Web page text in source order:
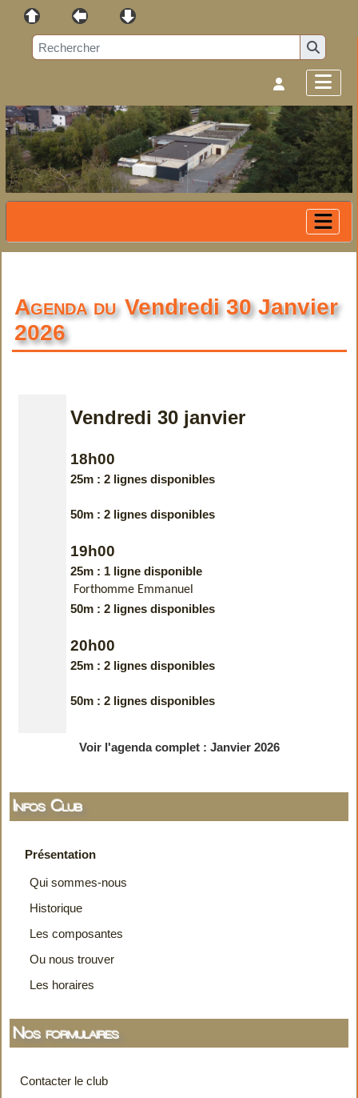
Infos Club
Présentation
Qui sommes-nous
Historique
Les composantes
Ou nous trouver
Les horaires
Nos formulaires
Contacter le club
Agenda duVendredi 30 Janvier
2026
Vendredi 30 janvier
18h00
25m : 2 lignes disponibles
50m : 2 lignes disponibles
19h00
25m : 1 ligne disponible
Forthomme Emmanuel
50m : 2 lignes disponibles
20h00
25m : 2 lignes disponibles
50m : 2 lignes disponibles
Voir l'agenda complet : Janvier 2026